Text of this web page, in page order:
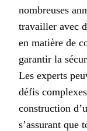
nombreuses
travailler avec
en matière de
garantir la
Les experts
défis
construction
s’assurant que